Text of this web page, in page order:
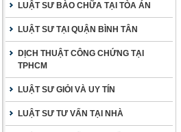
LUẬT SƯ BÀO CHỮA TẠI TÒA ÁN
LUẬT SƯ TẠI QUẬN BÌNH TÂN
DỊCH THUẬT CÔNG CHỨNG TẠI
TPHCM
LUẬT SƯ GIỎI VÀ UY TÍN
LUẬT SƯ TƯ VẤN TẠI NHÀ